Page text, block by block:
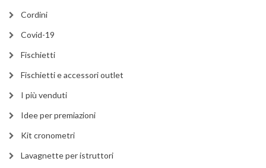
Cordini
Covid-19
Fischietti
Fischietti e accessori outlet
I più venduti
Idee per premiazioni
Kit cronometri
Lavagnette per istruttori